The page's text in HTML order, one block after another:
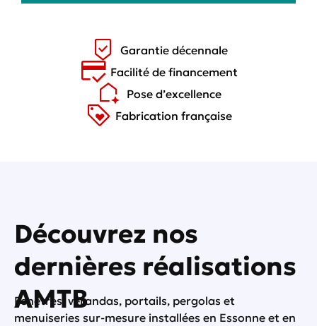
Garantie décennale
Facilité de financement
Pose d’excellence
Fabrication française
Découvrez nos
dernières réalisations
AMTB
Fenêtres, vérandas, portails, pergolas et
menuiseries sur-mesure installées en Essonne et en